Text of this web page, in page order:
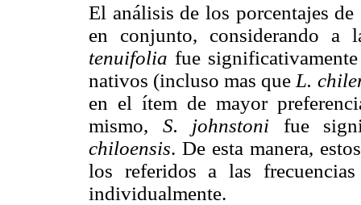
El análisis de los porcentajes
en conjunto, considerando a
tenuifolia fue
nativos (incluso mas que L.
en el ítem de mayor
mismo, S. johnstoni fue
chiloensis. De esta manera,
los referidos a las
individualmente.